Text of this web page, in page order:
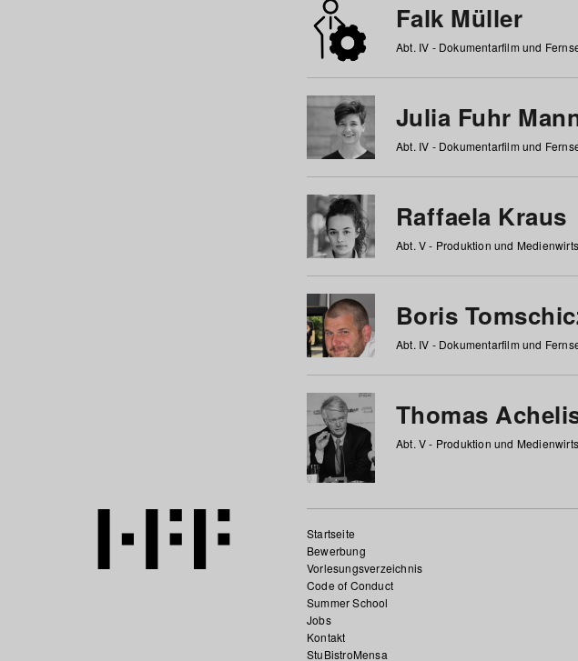
Falk Müller
Abt. IV - Dokumentarfilm und
Julia Fuhr
Abt. IV - Dokumentarfilm und
Raffaela Kraus
Abt. V - Produktion und
Boris
Abt. IV - Dokumentarfilm und
Thomas
Abt. V - Produktion und
Startseite
Bewerbung
Vorlesungsverzeichnis
Code of Conduct
Summer School
Jobs
Kontakt
StuBistroMensa